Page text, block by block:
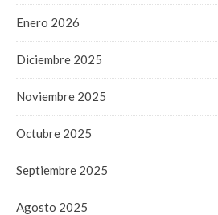
Enero 2026
Diciembre 2025
Noviembre 2025
Octubre 2025
Septiembre 2025
Agosto 2025